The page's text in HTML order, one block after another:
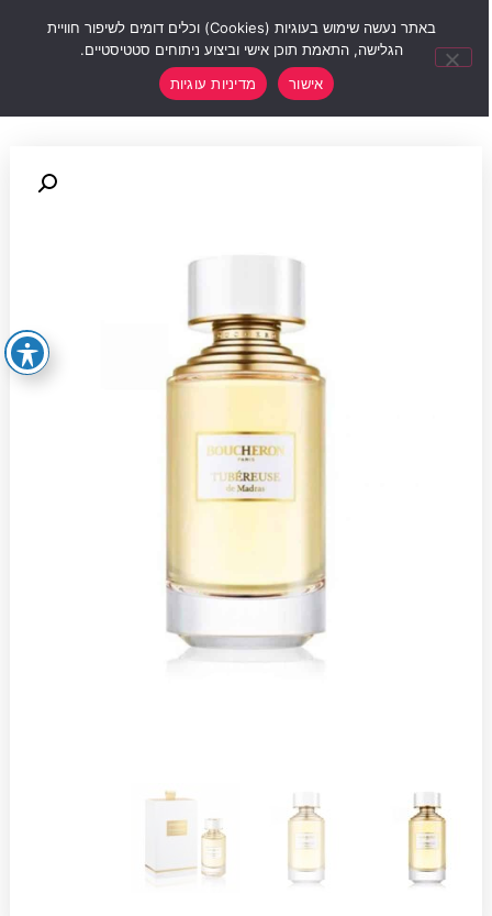
באתר נעשה שימוש בעוגיות (Cookies) וכלים דומים לשיפור חוויית
הגלישה, התאמת תוכן אישי וביצוע ניתוחים סטטיסטיים.
אישור
מדיניות עוגיות